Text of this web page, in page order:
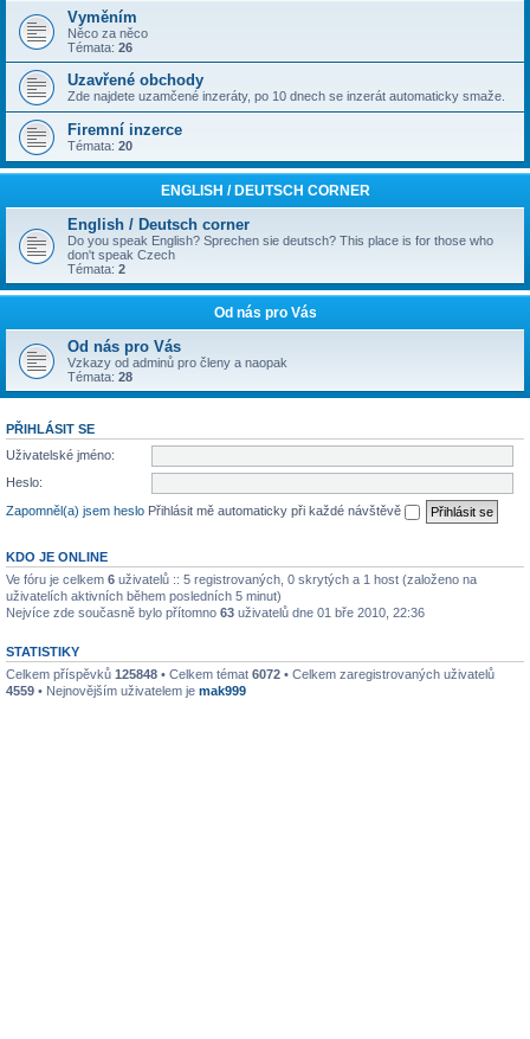
Vyměním
Něco za něco
Témata: 26
Uzavřené obchody
Zde najdete uzamčené inzeráty, po 10 dnech se inzerát automaticky smaže.
Firemní inzerce
Témata: 20
ENGLISH / DEUTSCH CORNER
English / Deutsch corner
Do you speak English? Sprechen sie deutsch? This place is for those who
don't speak Czech
Témata: 2
Od nás pro Vás
Od nás pro Vás
Vzkazy od adminů pro členy a naopak
Témata: 28
PŘIHLÁSIT SE
Uživatelské jméno:
Heslo:
Zapomněl(a) jsem heslo Přihlásit mě automaticky při každé návštěvě
KDO JE ONLINE
Ve fóru je celkem 6 uživatelů :: 5 registrovaných, 0 skrytých a 1 host (založeno na
uživatelích aktivních během posledních 5 minut)
Nejvíce zde současně bylo přítomno 63 uživatelů dne 01 bře 2010, 22:36
STATISTIKY
Celkem příspěvků 125848 • Celkem témat 6072 • Celkem zaregistrovaných uživatelů
4559 • Nejnovějším uživatelem je mak999